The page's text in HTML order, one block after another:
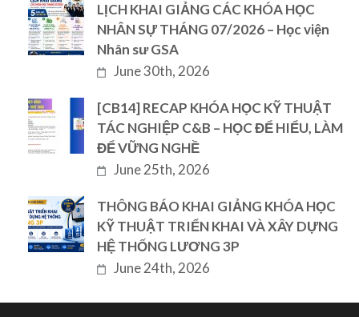
LỊCH KHAI GIẢNG CÁC KHÓA HỌC
NHÂN SỰ THÁNG 07/2026 – Học viện
Nhân sư GSA
June 30th, 2026
[CB14] RECAP KHÓA HỌC KỸ THUẬT
TÁC NGHIỆP C&B – HỌC ĐỂ HIỂU, LÀM
ĐỂ VỮNG NGHỀ
June 25th, 2026
THÔNG BÁO KHAI GIẢNG KHÓA HỌC
KỸ THUẬT TRIỂN KHAI VÀ XÂY DỰNG
HỆ THỐNG LƯƠNG 3P
June 24th, 2026